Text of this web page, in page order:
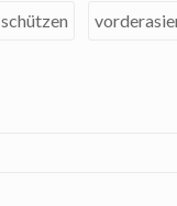
schützen